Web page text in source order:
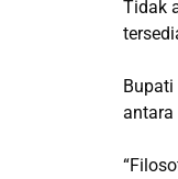
Tidak
antara